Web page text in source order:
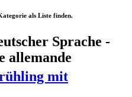
als Liste finden.
mit